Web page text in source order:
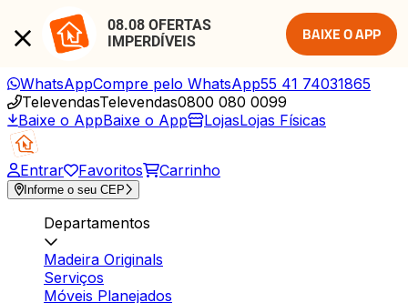
08.08 OFERTAS
IMPERDÍVEIS
BAIXE O APP
WhatsAppCompre pelo WhatsApp55 41 74031865
TelevendasTelevendas0800 080 0099
Baixe o AppBaixe o App LojasLojas Físicas
Entrar Favoritos Carrinho
Informe o seu CEP
Departamentos
Madeira Originals
Serviços
Móveis Planejados